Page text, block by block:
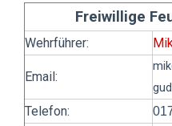
Freiwillige
Wehrführer:
Email:
Telefon: